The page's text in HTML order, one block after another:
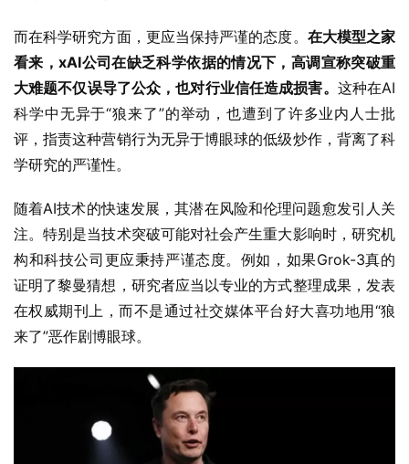
而在科学研究方面，更应当保持严谨的态度。 在大模型之家
看来，xAI公司在缺乏科学依据的情况下，高调宣称突破重
大难题不仅误导了公众，也对行业信任造成损害。 这种在AI
科学中无异于“狼来了”的举动，也遭到了许多业内人士批
评，指责这种营销行为无异于博眼球的低级炒作，背离了科
学研究的严谨性。
随着AI技术的快速发展，其潜在风险和伦理问题愈发引人关
注。特别是当技术突破可能对社会产生重大影响时，研究机
构和科技公司更应秉持严谨态度。例如，如果Grok-3真的
证明了黎曼猜想，研究者应当以专业的方式整理成果，发表
在权威期刊上，而不是通过社交媒体平台好大喜功地用“狼
来了”恶作剧博眼球。